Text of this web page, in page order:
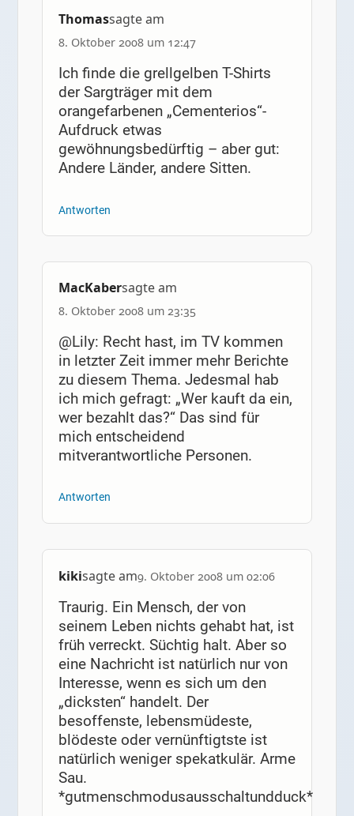
Thomassagte am
8. Oktober 2008 um 12:47
Ich finde die grellgelben T-Shirts
der Sargträger mit dem
orangefarbenen „Cementerios“-
Aufdruck etwas
gewöhnungsbedürftig – aber gut:
Andere Länder, andere Sitten.
Antworten
MacKabersagte am
8. Oktober 2008 um 23:35
@Lily: Recht hast, im TV kommen
in letzter Zeit immer mehr Berichte
zu diesem Thema. Jedesmal hab
ich mich gefragt: „Wer kauft da ein,
wer bezahlt das?“ Das sind für
mich entscheidend
mitverantwortliche Personen.
Antworten
kikisagte am9. Oktober 2008 um 02:06
Traurig. Ein Mensch, der von
seinem Leben nichts gehabt hat, ist
früh verreckt. Süchtig halt. Aber so
eine Nachricht ist natürlich nur von
Interesse, wenn es sich um den
„dicksten“ handelt. Der
besoffenste, lebensmüdeste,
blödeste oder vernünftigtste ist
natürlich weniger spekatkulär. Arme
Sau.
*gutmenschmodusausschaltundduck*